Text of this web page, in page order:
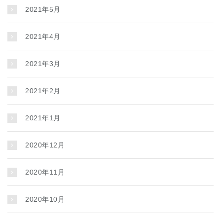
2021年5月
2021年4月
2021年3月
2021年2月
2021年1月
2020年12月
2020年11月
2020年10月